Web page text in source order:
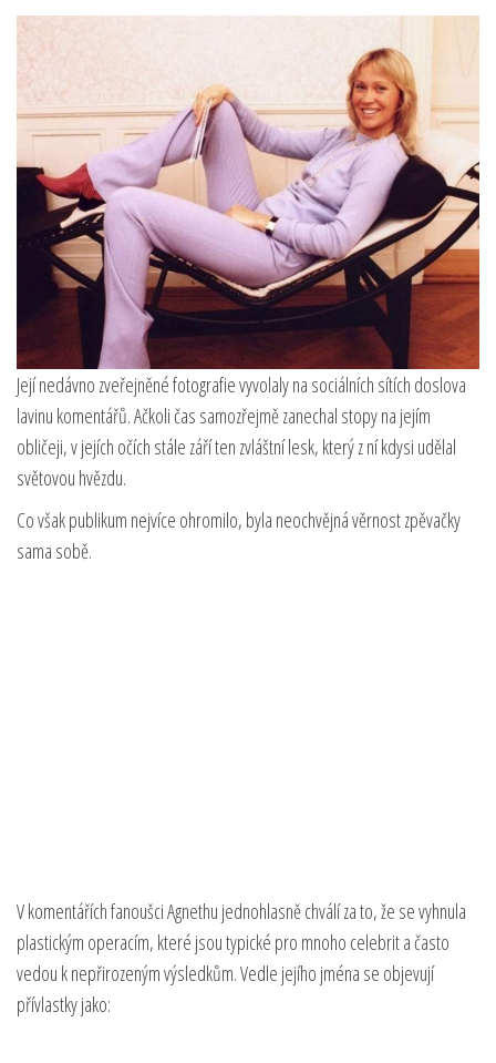
Její nedávno zveřejněné fotografie vyvolaly na sociálních sítích doslova
lavinu komentářů. Ačkoli čas samozřejmě zanechal stopy na jejím
obličeji, v jejích očích stále září ten zvláštní lesk, který z ní kdysi udělal
světovou hvězdu.
Co však publikum nejvíce ohromilo, byla neochvějná věrnost zpěvačky
sama sobě.
V komentářích fanoušci Agnethu jednohlasně chválí za to, že se vyhnula
plastickým operacím, které jsou typické pro mnoho celebrit a často
vedou k nepřirozeným výsledkům. Vedle jejího jména se objevují
přívlastky jako: